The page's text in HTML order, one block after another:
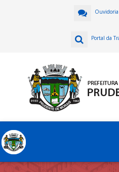
Ouvidoria
Portal da